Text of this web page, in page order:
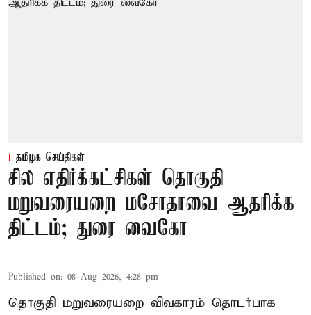
தமிழக செய்திகள்
சில எதிர்க்கட்சிகள் தொகுதி
மறுவரையறை மசோதாவை ஆதரிக்க
திட்டம்; துரை வைகோ
Published on: 08 Aug 2026, 4:28 pm
தொகுதி மறுவரையறை விவகாரம் தொடர்பாக